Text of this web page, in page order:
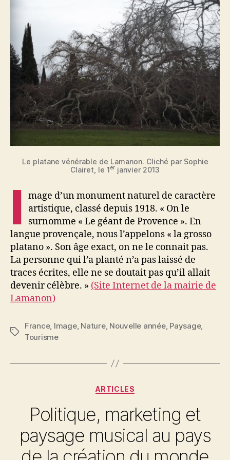
Le platane vénérable de Lamanon. Cliché par Sophie
Clairet, le 1er janvier 2013
I mage d’un monument naturel de caractère
artistique, classé depuis 1918. « On le
surnomme « Le géant de Provence ». En
langue provençale, nous l’appelons « la grosso
platano ». Son âge exact, on ne le connait pas.
La personne qui l’a planté n’a pas laissé de
traces écrites, elle ne se doutait pas qu’il allait
devenir célèbre. » (Site Internet de la mairie de
Lamanon)
Étiquettes
France, Image, Nature, Nouvelle année, Paysage,
Tourisme
Catégories
ARTICLES
Politique, marketing et
paysage musical au pays